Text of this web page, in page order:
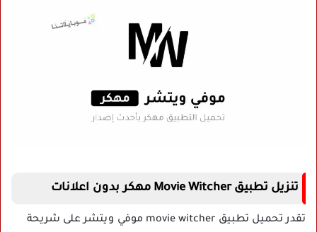
تنزيل تطبيق Movie Witcher مهكر بدون اعلانات
تقدر تحميل تطبيق movie witcher موفي ويتشر على شريحة